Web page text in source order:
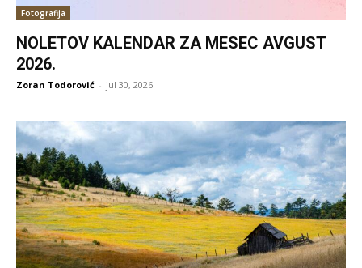
Fotografija
NOLETOV KALENDAR ZA MESEC AVGUST
2026.
Zoran Todorović - jul 30, 2026